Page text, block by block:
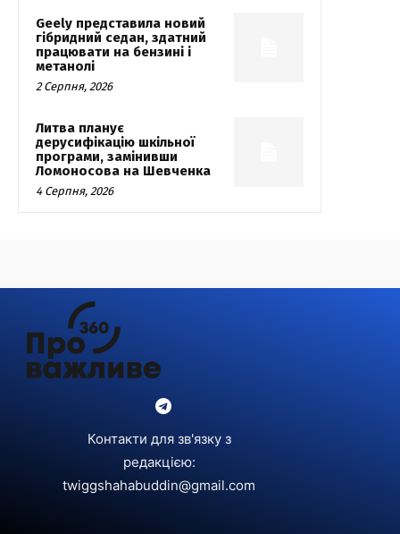
Geely представила новий
гібридний седан, здатний
працювати на бензині і
метанолі
2 Серпня, 2026
Литва планує
дерусифікацію шкільної
програми, замінивши
Ломоносова на Шевченка
4 Серпня, 2026
Контакти для зв'язку з
редакцією:
twiggshahabuddin@gmail.com